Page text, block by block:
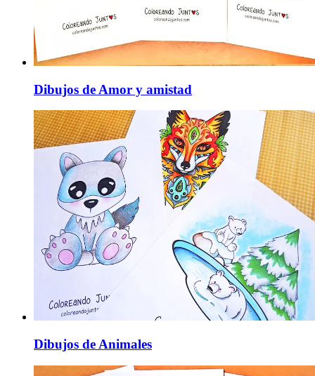
Dibujos de Amor y amistad
Dibujos de Animales